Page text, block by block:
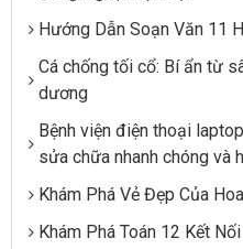
Hướng Dẫn Soạn Văn 11
Cá chống tối cổ: Bí ẩn từ
dương
Bệnh viện điện thoại
sửa chữa nhanh chóng và
Khám Phá Vẻ Đẹp Của
Khám Phá Toán 12 Kết